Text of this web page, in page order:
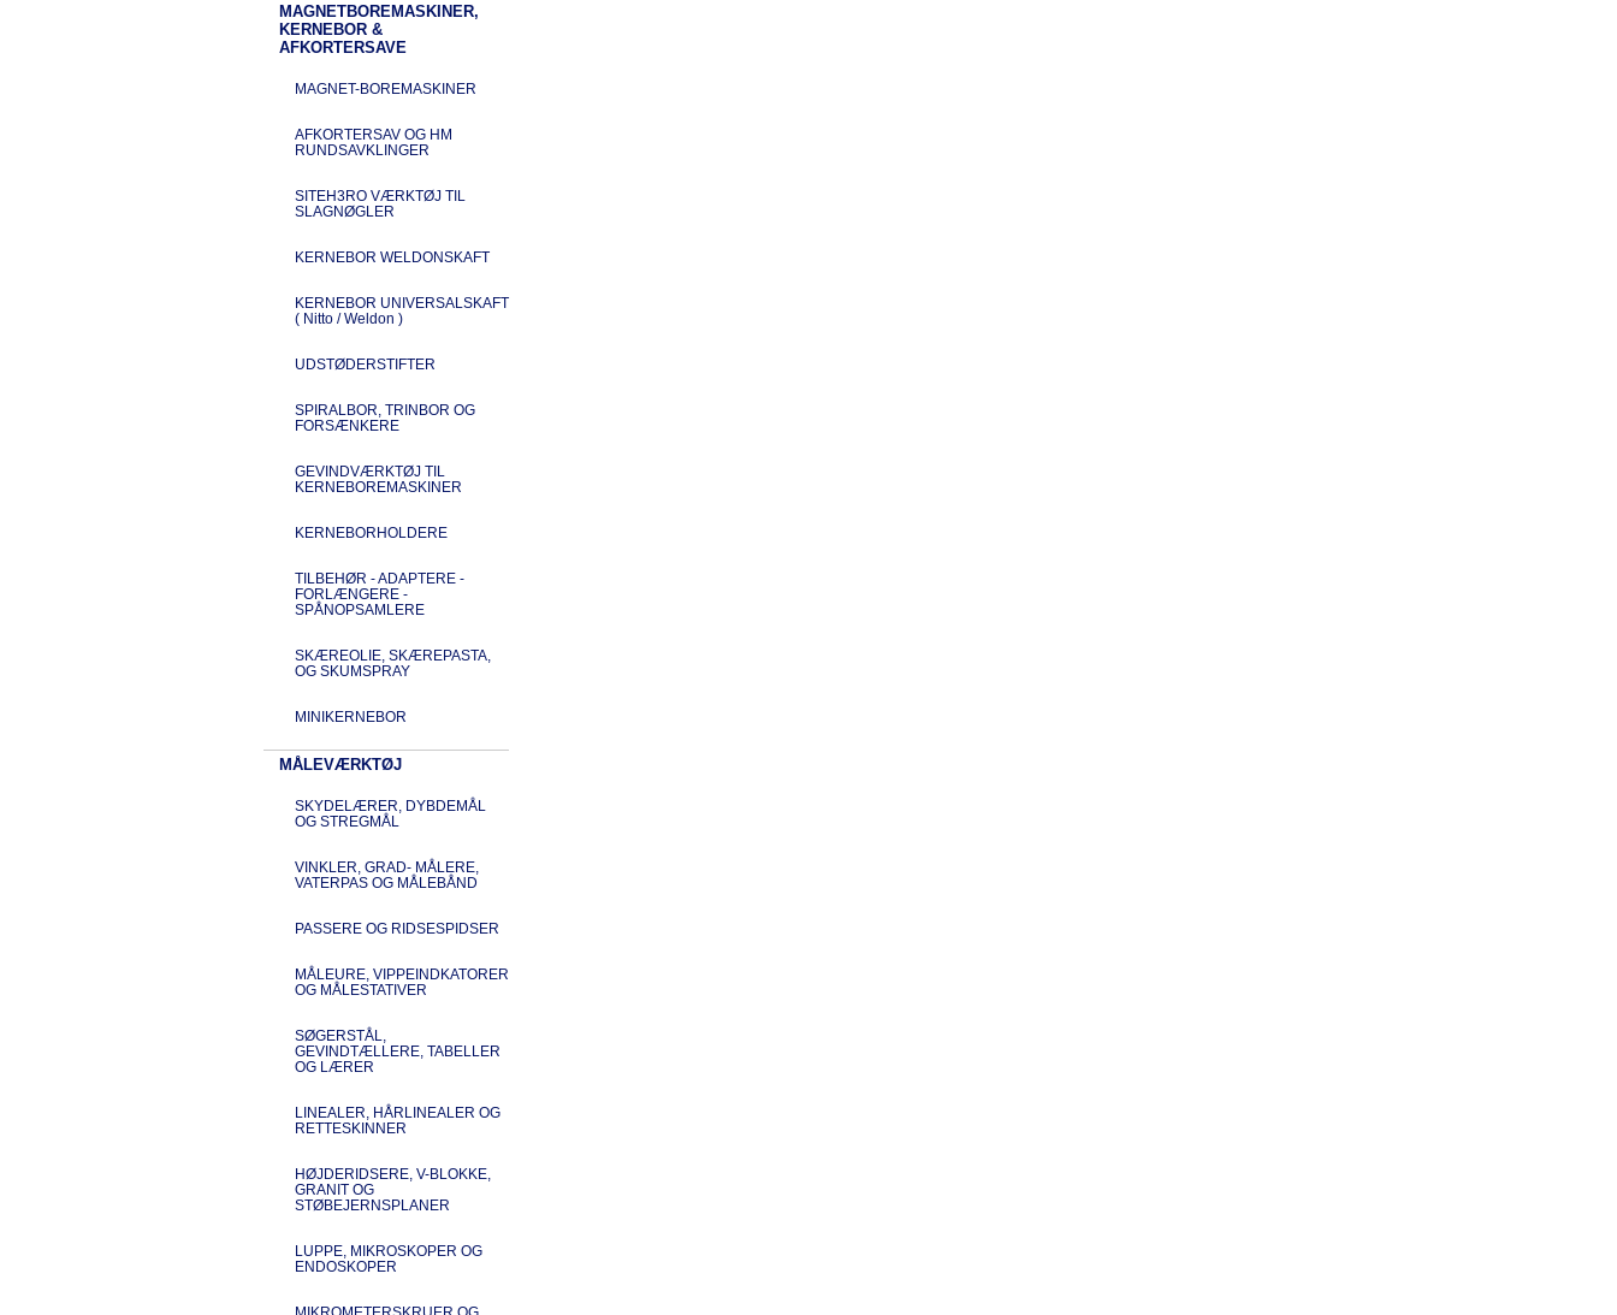
MAGNETBOREMASKINER,
KERNEBOR &
AFKORTERSAVE
MAGNET-BOREMASKINER
AFKORTERSAV OG HM
RUNDSAVKLINGER
SITEH3RO VÆRKTØJ TIL
SLAGNØGLER
KERNEBOR WELDONSKAFT
KERNEBOR UNIVERSALSKAFT
( Nitto / Weldon )
UDSTØDERSTIFTER
SPIRALBOR, TRINBOR OG
FORSÆNKERE
GEVINDVÆRKTØJ TIL
KERNEBOREMASKINER
KERNEBORHOLDERE
TILBEHØR - ADAPTERE -
FORLÆNGERE -
SPÅNOPSAMLERE
SKÆREOLIE, SKÆREPASTA,
OG SKUMSPRAY
MINIKERNEBOR
MÅLEVÆRKTØJ
SKYDELÆRER, DYBDEMÅL
OG STREGMÅL
VINKLER, GRAD- MÅLERE,
VATERPAS OG MÅLEBÅND
PASSERE OG RIDSESPIDSER
MÅLEURE, VIPPEINDKATORER
OG MÅLESTATIVER
SØGERSTÅL,
GEVINDTÆLLERE, TABELLER
OG LÆRER
LINEALER, HÅRLINEALER OG
RETTESKINNER
HØJDERIDSERE, V-BLOKKE,
GRANIT OG
STØBEJERNSPLANER
LUPPE, MIKROSKOPER OG
ENDOSKOPER